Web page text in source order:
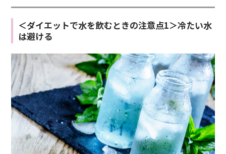
＜ダイエットで水を飲むときの注意点1＞冷たい水
は避ける